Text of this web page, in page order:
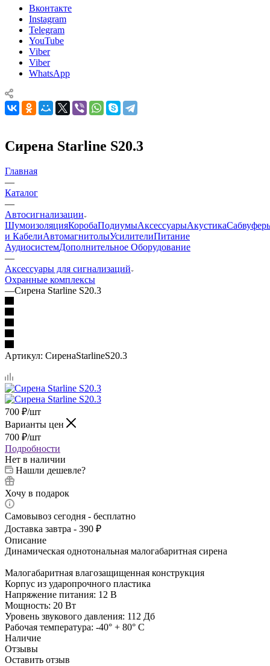
Вконтакте
Instagram
Telegram
YouTube
Viber
Viber
WhatsApp
Сирена Starline S20.3
Главная
—
Каталог
—
Автосигнализации
ШумоизоляцияКоробаПодиумыАксессуарыАкустика
и КабелиАвтомагнитолыУсилителиПитание
АудиосистемДополнительное Оборудование
—
Аксессуары для сигнализаций
Охранные комплексы
—Сирена Starline S20.3
Артикул: СиренаStarlineS20.3
700 ₽/шт
Варианты цен
700 ₽/шт
Подробности
Нет в наличии
Нашли дешевле?
Хочу в подарок
Самовывоз сегодня - бесплатно
Доставка завтра - 390 ₽
Описание
Динамическая однотональная малогабаритная сирена
Малогабаритная влагозащищенная конструкция
Корпус из ударопрочного пластика
Напряжение питания: 12 В
Мощность: 20 Вт
Уровень звукового давления: 112 Дб
Рабочая температура: -40° + 80° С
Наличие
Отзывы
Оставить отзыв